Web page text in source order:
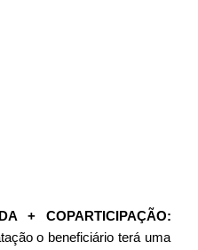
+ COPARTICIPAÇÃO:
o beneficiário terá uma